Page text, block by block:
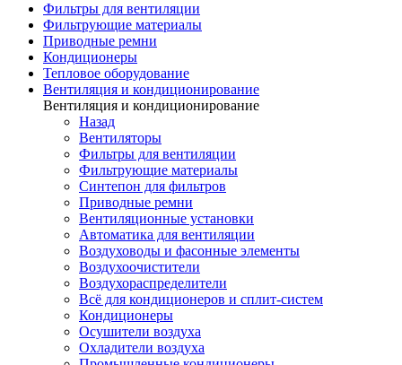
Фильтры для вентиляции
Фильтрующие материалы
Приводные ремни
Кондиционеры
Тепловое оборудование
Вентиляция и кондиционирование
Вентиляция и кондиционирование
Назад
Вентиляторы
Фильтры для вентиляции
Фильтрующие материалы
Синтепон для фильтров
Приводные ремни
Вентиляционные установки
Автоматика для вентиляции
Воздуховоды и фасонные элементы
Воздухоочистители
Воздухораспределители
Всё для кондиционеров и сплит-систем
Кондиционеры
Осушители воздуха
Охладители воздуха